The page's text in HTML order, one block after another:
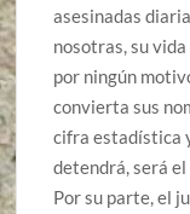
asesinadas
nosotras, su
por ningún
convierta sus
cifra estadística
detendrá, será
Por su parte, el